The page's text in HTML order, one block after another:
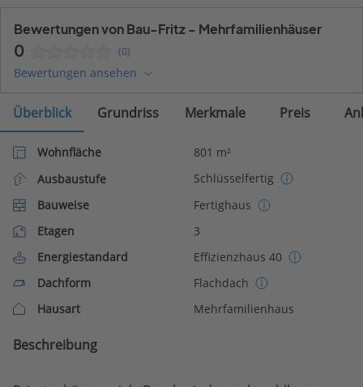
Bewertungen von Bau-Fritz - Mehrfamilienhäuser
0 (0)
Bewertungen ansehen
Überblick Grundriss Merkmale Preis
Wohnfläche
801 m²
Ausbaustufe
Schlüsselfertig
Bauweise
Fertighaus
Etagen
3
Energiestandard
Effizienzhaus 40
Dachform
Flachdach
Hausart
Mehrfamilienhaus
Beschreibung